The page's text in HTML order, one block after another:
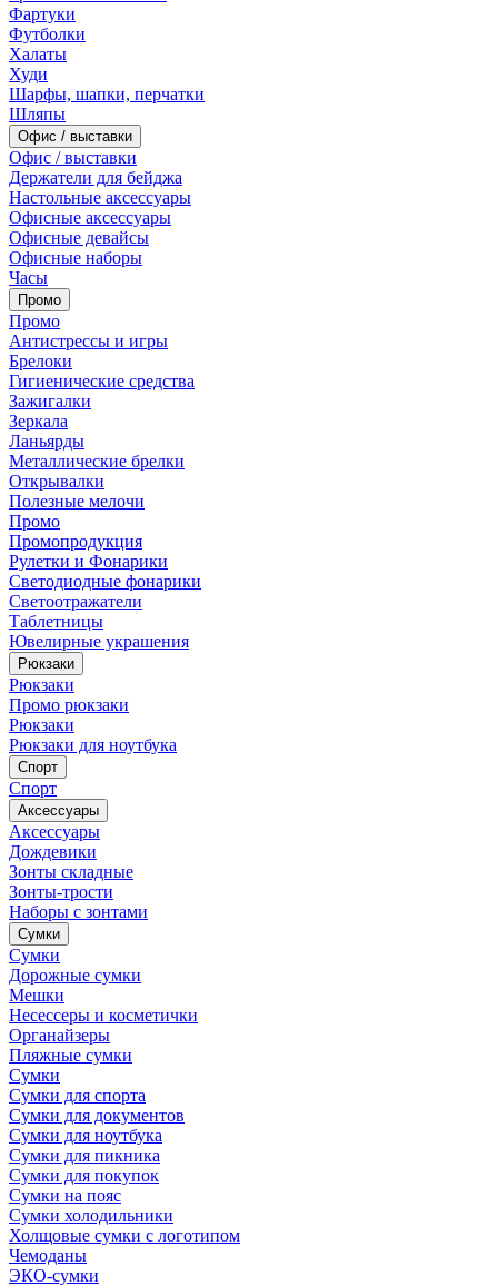
Фартуки
Футболки
Халаты
Худи
Шарфы, шапки, перчатки
Шляпы
Офис / выставки
Офис / выставки
Держатели для бейджа
Настольные аксессуары
Офисные аксессуары
Офисные девайсы
Офисные наборы
Часы
Промо
Промо
Антистрессы и игры
Брелоки
Гигиенические средства
Зажигалки
Зеркала
Ланьярды
Металлические брелки
Открывалки
Полезные мелочи
Промо
Промопродукция
Рулетки и Фонарики
Светодиодные фонарики
Светоотражатели
Таблетницы
Ювелирные украшения
Рюкзаки
Рюкзаки
Промо рюкзаки
Рюкзаки
Рюкзаки для ноутбука
Спорт
Спорт
Аксессуары
Аксессуары
Дождевики
Зонты складные
Зонты-трости
Наборы с зонтами
Сумки
Сумки
Дорожные сумки
Мешки
Несессеры и косметички
Органайзеры
Пляжные сумки
Сумки
Сумки для спорта
Сумки для документов
Сумки для ноутбука
Сумки для пикника
Сумки для покупок
Сумки на пояс
Сумки холодильники
Холщовые сумки с логотипом
Чемоданы
ЭКО-сумки